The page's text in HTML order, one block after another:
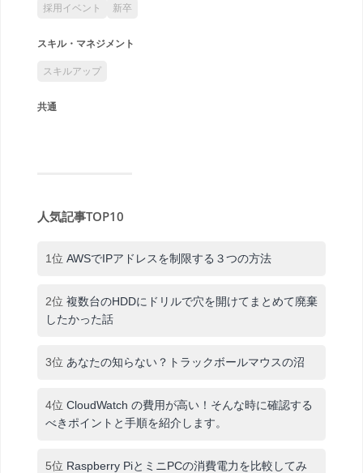
採用イベント 新卒
スキル・マネジメント
スキルアップ
共通
人気記事TOP10
1位 AWSでIPアドレスを制限する３つの方法
2位 複数台のHDDにドリルで穴を開けてまとめて廃棄
したかった話
3位 あなたの知らない？トラックボールマウスの沼
4位 CloudWatch の費用が高い！そんな時に確認する
べきポイントと手順を紹介します。
5位 Raspberry PiとミニPCの消費電力を比較してみ